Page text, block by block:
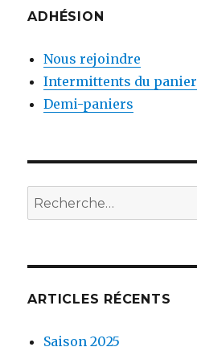
ADHÉSION
Nous rejoindre
Intermittents du panier
Demi-paniers
Recherche
pour
ARTICLES RÉCENTS
Saison 2025